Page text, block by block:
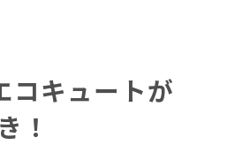
コキュートが
！